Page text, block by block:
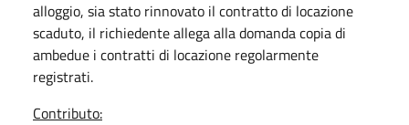
alloggio, sia stato rinnovato il contratto di locazione
scaduto, il richiedente allega alla domanda copia di
ambedue i contratti di locazione regolarmente
registrati.
Contributo: